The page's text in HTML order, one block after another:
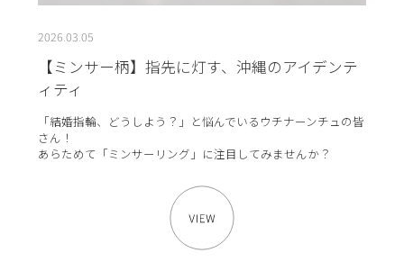
2026.03.05
【ミンサー柄】指先に灯す、沖縄のアイデンテ
ィティ
「結婚指輪、どうしよう？」と悩んでいるウチナーンチュの皆
さん！
あらためて「ミンサーリング」に注目してみませんか？